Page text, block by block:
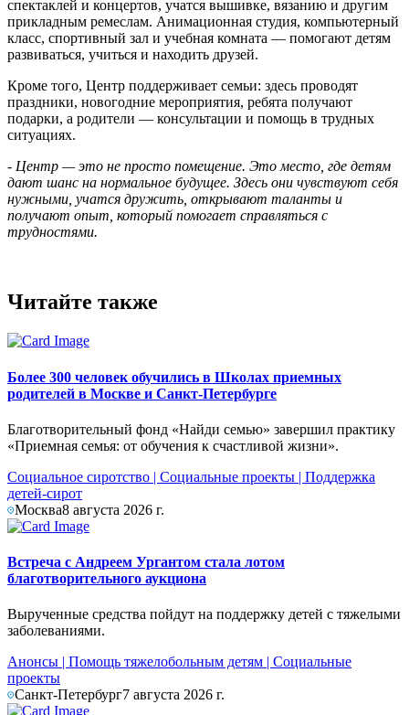
спектаклей и концертов, учатся вышивке, вязанию и другим
прикладным ремеслам. Анимационная студия, компьютерный
класс, спортивный зал и учебная комната — помогают детям
развиваться, учиться и находить друзей.
Кроме того, Центр поддерживает семьи: здесь проводят
праздники, новогодние мероприятия, ребята получают
подарки, а родители — консультации и помощь в трудных
ситуациях.
- Центр — это не просто помещение. Это место, где детям
дают шанс на нормальное будущее. Здесь они чувствуют себя
нужными, учатся дружить, открывают таланты и
получают опыт, который помогает справляться с
трудностями.
Читайте также
Более 300 человек обучились в Школах приемных
родителей в Москве и Санкт-Петербурге
Благотворительный фонд «Найди семью» завершил практику
«Приемная семья: от обучения к счастливой жизни».
Социальное сиротство | Социальные проекты | Поддержка
детей-сирот
Москва8 августа 2026 г.
Встреча с Андреем Ургантом стала лотом
благотворительного аукциона
Вырученные средства пойдут на поддержку детей с тяжелыми
заболеваниями.
Анонсы | Помощь тяжелобольным детям | Социальные
проекты
Санкт-Петербург7 августа 2026 г.